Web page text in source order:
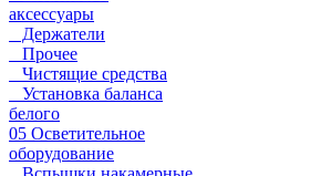
аксессуары
Держатели
Прочее
Чистящие средства
Установка баланса
белого
05 Осветительное
оборудование